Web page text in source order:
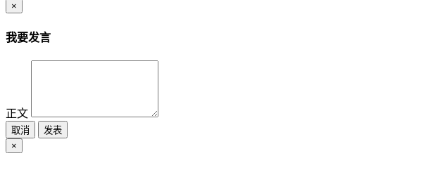
×
我要发言
正文
取消
发表
×